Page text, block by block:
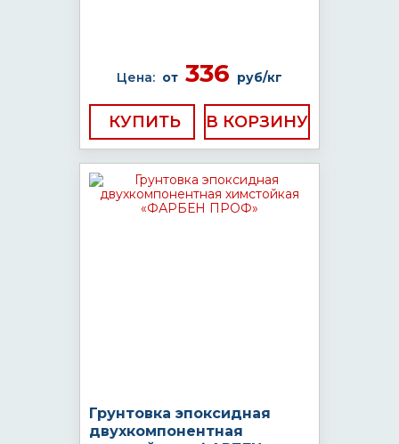
Цена: от 336 руб/кг
КУПИТЬ
Грунтовка эпоксидная
двухкомпонентная